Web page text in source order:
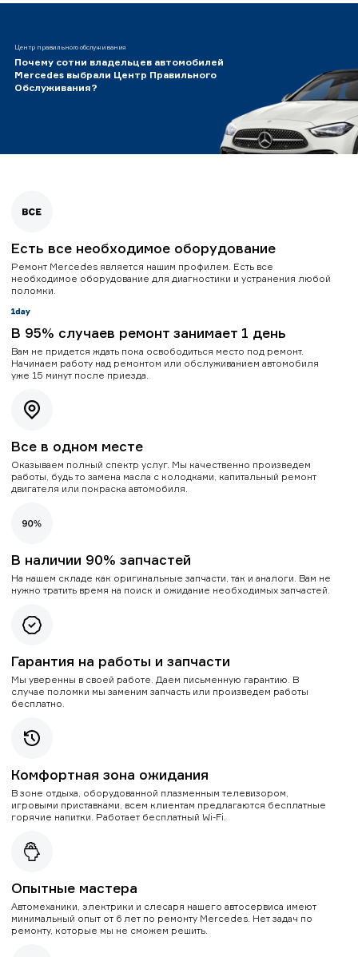
Центр правильного обслуживания
Почему сотни владельцев автомобилей
Mercedes выбрали Центр Правильного
Обслуживания?
Есть все необходимое оборудование
Ремонт Mercedes является нашим профилем. Есть все
необходимое оборудование для диагностики и устранения любой
поломки.
В 95% случаев ремонт занимает 1 день
Вам не придется ждать пока освободиться место под ремонт.
Начинаем работу над ремонтом или обслуживанием автомобиля
уже 15 минут после приезда.
Все в одном месте
Оказываем полный спектр услуг. Мы качественно произведем
работы, будь то замена масла с колодками, капитальный ремонт
двигателя или покраска автомобиля.
В наличии 90% запчастей
На нашем складе как оригинальные запчасти, так и аналоги. Вам не
нужно тратить время на поиск и ожидание необходимых запчастей.
Гарантия на работы и запчасти
Мы уверенны в своей работе. Даем письменную гарантию. В
случае поломки мы заменим запчасть или произведем работы
бесплатно.
Комфортная зона ожидания
В зоне отдыха, оборудованной плазменным телевизором,
игровыми приставками, всем клиентам предлагаются бесплатные
горячие напитки. Работает бесплатный Wi-Fi.
Опытные мастера
Автомеханики, электрики и слесаря нашего автосервиса имеют
минимальный опыт от 6 лет по ремонту Mercedes. Нет задач по
ремонту, которые мы не сможем решить.